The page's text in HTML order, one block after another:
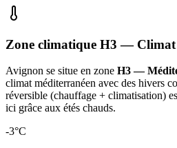
Zone climatique H3 — Climat
Avignon se situe en zone H3 —
climat méditerranéen avec des hivers
réversible (chauffage + climatisation)
ici grâce aux étés chauds.
-3°C